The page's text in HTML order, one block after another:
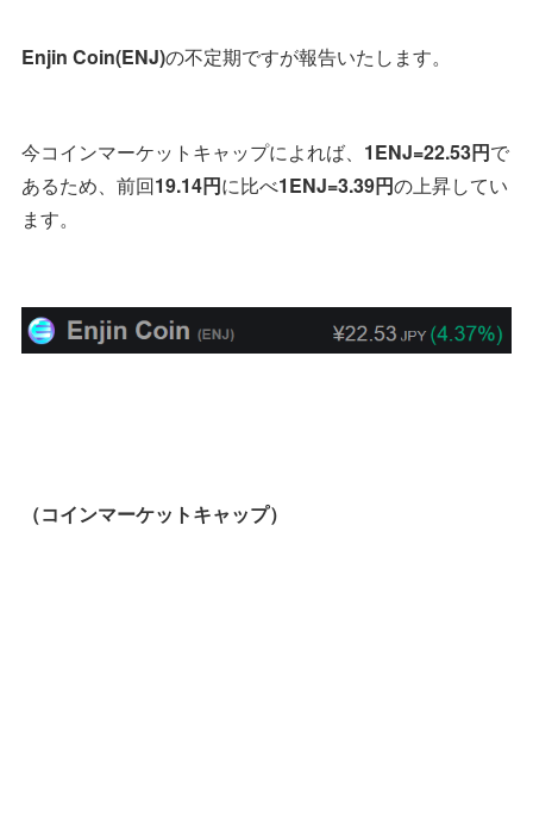
Enjin Coin(ENJ)の不定期ですが報告いたします。
今コインマーケットキャップによれば、 1ENJ=22.53円で
あるため、前回19.14円に比べ1ENJ=3.39円の上昇してい
ます。
（コインマーケットキャップ）